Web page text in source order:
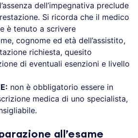
dell’impegnativa preclude
Si ricorda che il medico
è tenuto a scrivere
cognome ed età dell’assistito,
richiesta, quesito
di eventuali esenzioni e livello
non è obbligatorio essere in
medica di uno specialista,
all’esame